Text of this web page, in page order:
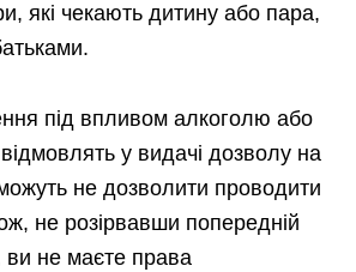
які чекають дитину або пара,
під впливом алкоголю або
відмовлять у видачі дозволу на
не дозволити проводити
не розірвавши попередній
не маєте права